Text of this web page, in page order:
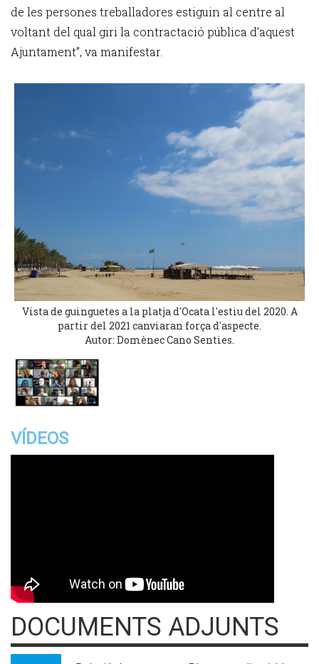
de les persones treballadores estiguin al centre al
voltant del qual giri la contractació pública d’aquest
Ajuntament”, va manifestar.
Vista de guinguetes a la platja d'Ocata l'estiu del 2020. A
partir del 2021 canviaran força d'aspecte.
Autor: Domènec Cano Senties.
VÍDEOS
DOCUMENTS ADJUNTS